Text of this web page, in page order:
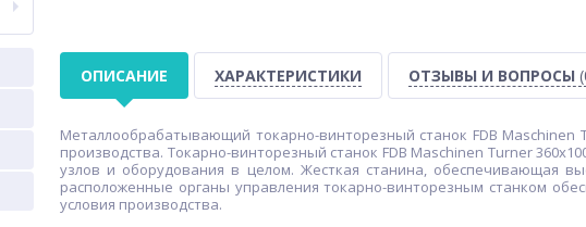
ОПИСАНИЕ ХАРАКТЕРИСТИКИ ОТЗЫВЫ И ВОПРОСЫ
Металлообрабатывающий токарно-винторезный станок FDB Maschinen
производства. Токарно-винторезный станок FDB Maschinen Turner
узлов и оборудования в целом. Жесткая станина, обеспечивающая
расположенные органы управления токарно-винторезным станком
условия производства.